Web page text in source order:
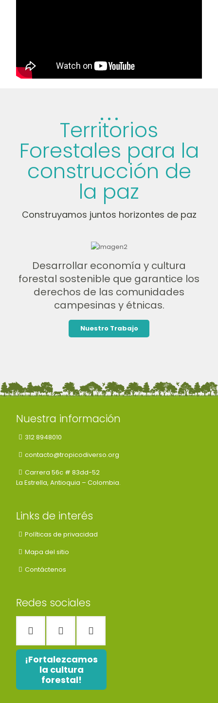
Territorios
Forestales para la
construcción de
la paz
Construyamos juntos horizontes de paz
Desarrollar economía y cultura
forestal sostenible que garantice los
derechos de las comunidades
campesinas y étnicas.
Nuestro Trabajo
Nuestra información
312 8948010
contacto@tropicodiverso.org
Carrera 56c # 83dd-52
La Estrella, Antioquia – Colombia.
Links de interés
Políticas de privacidad
Mapa del sitio
Contáctenos
Redes sociales
¡Fortalezcamos
la cultura
forestal!